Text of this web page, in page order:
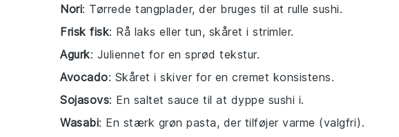
Nori: Tørrede tangplader, der bruges til at rulle sushi.
Frisk fisk: Rå laks eller tun, skåret i strimler.
Agurk: Juliennet for en sprød tekstur.
Avocado: Skåret i skiver for en cremet konsistens.
Sojasovs: En saltet sauce til at dyppe sushi i.
Wasabi: En stærk grøn pasta, der tilføjer varme (valgfri).